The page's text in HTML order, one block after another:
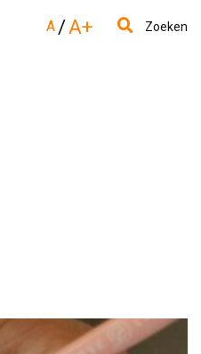
A /A+ Zoeken